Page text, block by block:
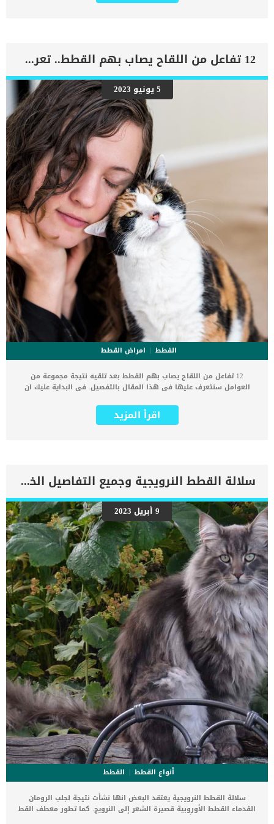
اعراض وعلامات تضخم القلب عند الكلاب فى هذا المقال سنطلعك على
بعض العلامات التي تشير إلى أن كلبك قد اقترب من مرحلة يحتافيها إلى
رعاية المسنين أو قد تفكر في القتل الرحيم. يمكننا اختصار هذه العلامات
على شكل مجموعة من المراحل التى يتدرجها الكلب الى ان يصل الى
النهاية. اهم علامات وفاة الكلاب بسبب قصور القلب الاحتقانى كما ذكرنا
ستكون هذه العلامات عبارة عن مراحل متدرجة الى المرحلة الاخيرة وهى
الوفاة. _المرحلة الاولى, تظهر ان الكلب معرض لخطر الإصابة بسرطان
القلب ، ولكن ليس لديه أعراض ولا تغييرات في القلب. _المرحلة
الثانية,يعاني الكلب […]
12 تفاعل من اللقاح يصاب بهم القطط.. تعرف عليهم
5 يونيو 2023
القطط
امراض القطط
12 تفاعل من اللقاح يصاب بهم القطط بعد تلقيه نتيجة مجموعة من
العوامل سنتعرف عليها فى هذا المقال بالتفصيل. فى البداية عليك ان
ابدا انه فاسد او غير مناسب لقطتك. كما ان اللقاحات اسلحة قوية يحتاجها
جميع الكائنات الحية لمحاربة الامراض والعدوى. اقرأ ايضا: كيفية الاعتناء
، وداء الكلب بحقنة بسيطة. كما تحفز اللقاحات الجهاز المناعي للقطط على
تطوير أجسام مضادة يمكن أن تساعد في محاربة العدوى ، في حالة تعرض
القطة للعدوى في المستقبل. على الرغم من وجود هذه التفاعلات
والاعتراف بها الا انها نادرة وتشكل نسبة بسيطة جدا من اجمالى الحالات
التى تتلقى اللقاح. 12 تفاعل من اللقاح يصاب بهم القطط.. تعرف عليهم
وجع خفيفألم في موقع الحقن خمول قلة الشهية حمى تورم
موضعيقئاسهالتورم الوجهحكة جلديةضائقة تنفسيةصدمة عادة ما تشفى
هذه الاعراض من تلقا نفسها ولا حتى تحتاج القطة الى استشارة الطبيب
البيطرى. اضافى الى جميع […]
اقرأ المزيد
سلالة القطط النرويجية وجميع التفاصيل الخاصة بها
9 أبريل 2023
أنواع القطط
القطط
سلالة القطط النرويجية يعتقد البعض انها نشأت نتيجة لجلب الرومان
القدماء القطط الأوروبية قصيرة الشعر إلى النرويج. كما تطور معطف القط